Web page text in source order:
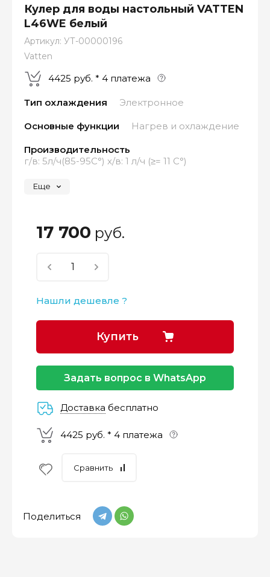
Кулер для воды настольный VATTEN
L46WE белый
Артикул: УТ-00000196
Vatten
4425 руб. * 4 платежа
Тип охлаждения Электронное
Основные функции Нагрев и охлаждение
Производительность
г/в: 5л/ч(85-95C°) х/в: 1 л/ч (≥= 11 C°)
Еще
17 700 руб.
Нашли дешевле ?
Купить
Задать вопрос в WhatsApp
Доставка бесплатно
4425 руб. * 4 платежа
Оплатите сейчас только
сегодня
–
Через 2
недели
–
Через 4
недели
–
недель
Сравнить
Поделиться